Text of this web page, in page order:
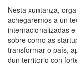
Distrito
Industrial:
startups
e
industria
cara
Nesta xuntanza,
achegaremos a un
internacionalizadas
sobre como as
transformar o país,
dun territorio con